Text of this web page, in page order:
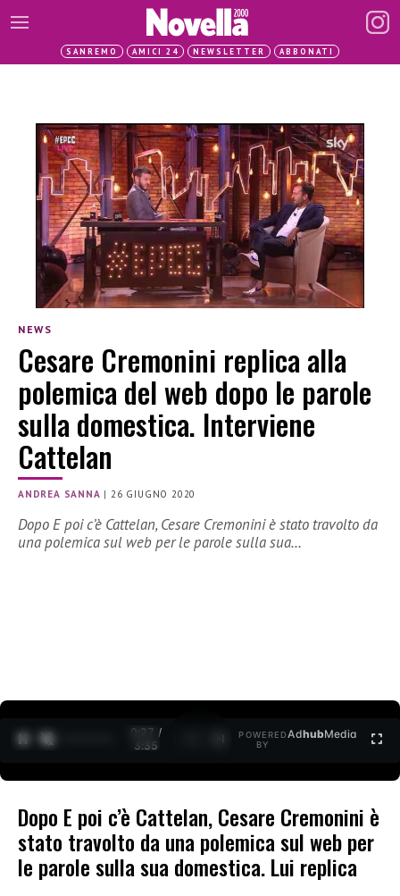
SANREMO AMICI 24 NEWSLETTER ABBONATI
NEWS
Cesare Cremonini replica alla
polemica del web dopo le parole
sulla domestica. Interviene
Cattelan
ANDREA SANNA |26 GIUGNO 2020
Dopo E poi c’è Cattelan, Cesare Cremonini è stato travolto da
una polemica sul web per le parole sulla sua…
0:27 /
3:35
POWERED
BY
AdhubMedia
Dopo E poi c’è Cattelan, Cesare Cremonini è
stato travolto da una polemica sul web per
le parole sulla sua domestica. Lui replica